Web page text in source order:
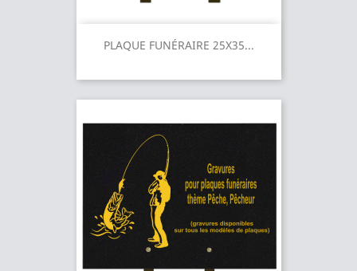
PLAQUE FUNÉRAIRE 25X35...